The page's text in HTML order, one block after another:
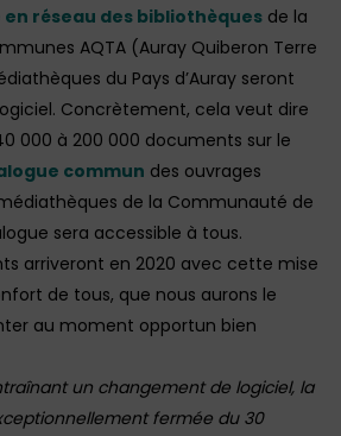
en réseau des bibliothèques de la
AQTA (Auray Quiberon Terre
du Pays d’Auray seront
Concrètement, cela veut dire
000 à 200 000 documents sur le
commun des ouvrages
de la Communauté de
sera accessible à tous.
arriveront en 2020 avec cette mise
de tous, que nous aurons le
au moment opportun bien
un changement de logiciel, la
fermée du 30